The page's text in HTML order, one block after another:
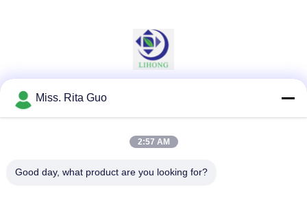
빠른 연락
Miss. Rita Guo
2:57 AM
Good day, what product are you looking for?